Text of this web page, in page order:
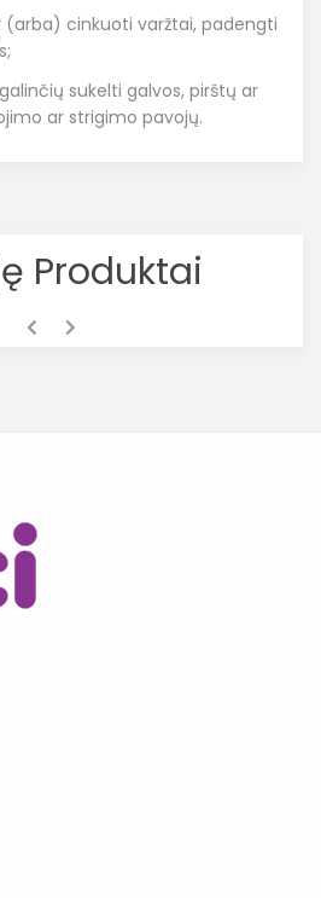
(arba) cinkuoti varžtai, padengti
sukelti galvos, pirštų ar
ar strigimo pavojų.
Produktai